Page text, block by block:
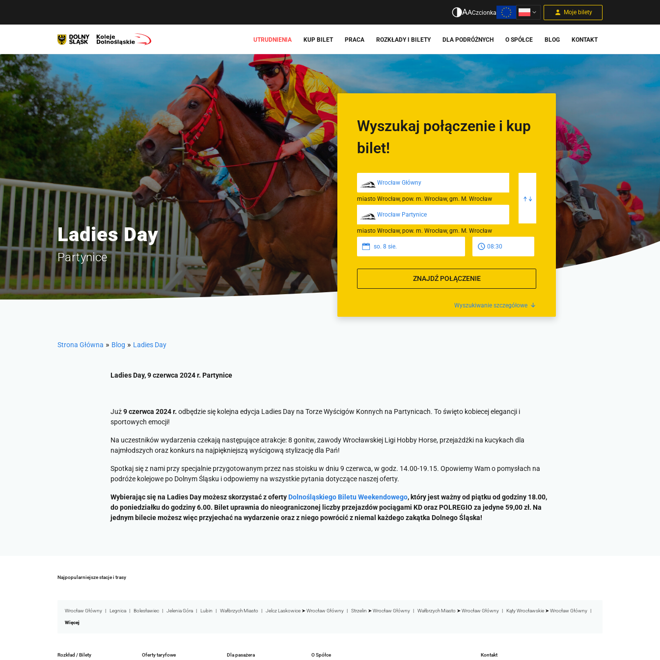
Moje bilety
AACzcionka
UTRUDNIENIA KUP BILET PRACA ROZKŁADY I BILETY DLA PODRÓŻNYCH O SPÓŁCE BLOG KONTAKT
Ladies Day
Partynice
Wyszukaj połączenie i kup
bilet!
miasto Wrocław, pow. m. Wrocław, gm. M. Wrocław
miasto Wrocław, pow. m. Wrocław, gm. M. Wrocław
so. 8 sie. 08:30
ZNAJDŹ POŁĄCZENIE
Wyszukiwanie szczegółowe
Strona Główna » Blog » Ladies Day
Ladies Day, 9 czerwca 2024 r. Partynice
Już9 czerwca 2024 r. odbędzie się kolejna edycja Ladies Day na Torze Wyścigów Konnych na Partynicach. To święto kobiecej elegancji i
sportowych emocji!
Na uczestników wydarzenia czekają następujące atrakcje: 8 gonitw, zawody Wrocławskiej Ligi Hobby Horse, przejażdżki na kucykach dla
najmłodszych oraz konkurs na najpiękniejszą wyścigową stylizację dla Pań!
Spotkaj się z nami przy specjalnie przygotowanym przez nas stoisku w dniu 9 czerwca, w godz. 14.00-19.15. Opowiemy Wam o pomysłach na
podróże kolejowe po Dolnym Śląsku i odpowiemy na wszystkie pytania dotyczące naszej oferty.
Wybierając się na Ladies Day możesz skorzystać z ofertyDolnośląskiego Biletu Weekendowego, który jest ważny od piątku od godziny 18.00,
do poniedziałku do godziny 6.00. Bilet uprawnia do nieograniczonej liczby przejazdów pociągami KD oraz POLREGIO za jedyne 59,00 zł. Na
jednym bilecie możesz więc przyjechać na wydarzenie oraz z niego powrócić z niemal każdego zakątka Dolnego Śląska!
Najpopularniejsze stacje i trasy
Wrocław Główny Legnica Bolesławiec Jelenia Góra Lubin Wałbrzych Miasto Jelcz Laskowice ➤ Wrocław Główny Strzelin ➤ Wrocław Główny Wałbrzych Miasto ➤ Wrocław Główny Kąty Wrocławskie ➤ Wrocław Główny
Więcej
Rozkład / Bilety Oferty taryfowe Dla pasażera O Spółce Kontakt